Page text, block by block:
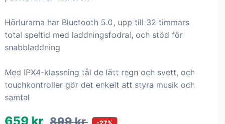
Hörlurarna har Bluetooth 5.0, upp till 32 timmars
total speltid med laddningsfodral, och stöd för
snabbladdning
Med IPX4-klassning tål de lätt regn och svett, och
touchkontroller gör det enkelt att styra musik och
samtal